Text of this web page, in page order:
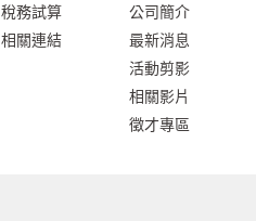
稅務試算
相關連結
公司簡介
最新消息
活動剪影
相關影片
徵才專區